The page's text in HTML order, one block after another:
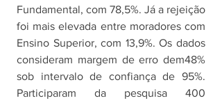
Fundamental, com 78,5%. Já a rejeição
foi mais elevada entre moradores com
Ensino Superior, com 13,9%. Os dados
consideram margem de erro dem48%
sob intervalo de confiança de 95%.
Participaram da pesquisa 400